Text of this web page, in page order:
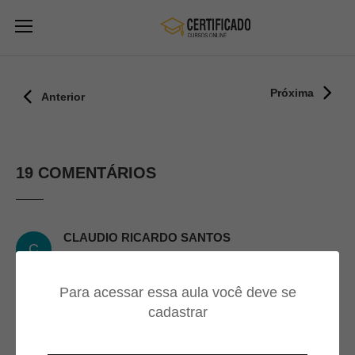
Para acessar essa aula você deve se
cadastrar
Anterior Próxima
19 COMENTÁRIOS
C
CLAUDIO RICARDO SANTOS